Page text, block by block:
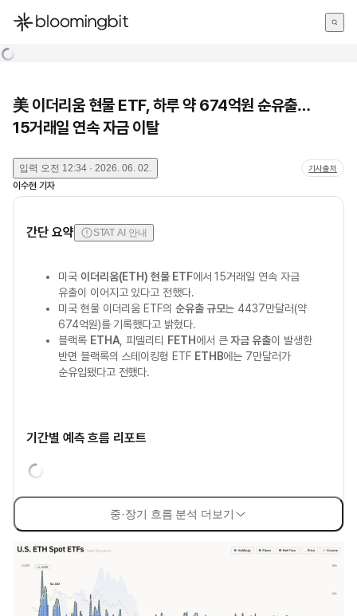
한국어
美 이더리움 현물 ETF, 하루 약 674억원 순유출…
15거래일 연속 자금 이탈
입력 오전 12:34 · 2026. 06. 02. 기사출처
이수현 기자
간단 요약 STAT AI 안내
미국 이더리움(ETH) 현물 ETF에서 15거래일 연속 자금
유출이 이어지고 있다고 전했다.
미국 현물 이더리움 ETF의 순유출 규모는 4437만달러(약
674억원)를 기록했다고 밝혔다.
블랙록 ETHA , 피델리티 FETH에서 큰자금 유출이 발생한
반면 블랙록의 스테이킹형 ETF ETHB에는 7만달러가
순유입됐다고 전했다.
기간별 예측 흐름 리포트
중·장기 흐름 분석 더보기